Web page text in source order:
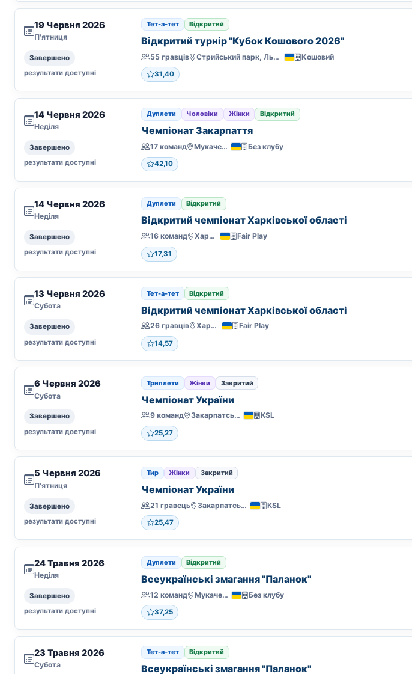
19 Червня 2026
П'ятниця
Завершено
результати доступні
Тет-а-тет Відкритий
Відкритий турнір "Кубок Кошового 2026"
55 гравців Стрийський парк, Львів Кошовий
31,40
14 Червня 2026
Неділя
Завершено
результати доступні
Дуплети Чоловіки Жінки Відкритий
Чемпіонат Закарпаття
17 команд Мукачево Без клубу
42,10
14 Червня 2026
Неділя
Завершено
результати доступні
Дуплети Відкритий
Відкритий чемпіонат Харківської області
16 команд Харків Fair Play
17,31
13 Червня 2026
Субота
Завершено
результати доступні
Тет-а-тет Відкритий
Відкритий чемпіонат Харківської області
26 гравців Харків Fair Play
14,57
6 Червня 2026
Субота
Завершено
результати доступні
Триплети Жінки Закритий
Чемпіонат України
9 команд Закарпатська KSL
25,27
5 Червня 2026
П'ятниця
Завершено
результати доступні
Тир Жінки Закритий
Чемпіонат України
21 гравець Закарпатська KSL
25,47
24 Травня 2026
Неділя
Завершено
результати доступні
Дуплети Відкритий
Всеукраїнські змагання "Паланок"
12 команд Мукачево Без клубу
37,25
23 Травня 2026
Субота
Тет-а-тет Відкритий
Всеукраїнські змагання "Паланок"